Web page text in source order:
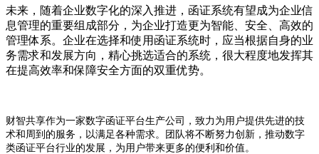
未来，随着企业数字化的深入推进，函证系统有望成为企业信
息管理的重要组成部分，为企业打造更为智能、安全、高效的
管理体系。企业在选择和使用函证系统时，应当根据自身的业
务需求和发展方向，精心挑选适合的系统，很大程度地发挥其
在提高效率和保障安全方面的双重优势。‍
财智共享作为一家数字函证平台生产公司，致力为用户提供先进的技
术和周到的服务，以满足各种需求。团队将不断努力创新，推动数字
类函证平台行业的发展，为用户带来更多的便利和价值。